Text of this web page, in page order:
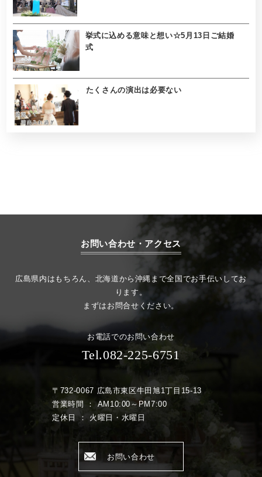
挙式に込める意味と想い☆5月13日ご結婚
式
たくさんの演出は必要ない
お問い合わせ・アクセス
広島県内はもちろん、北海道から沖縄まで全国でお手伝いしてお
ります。
まずはお問合せください。
お電話でのお問い合わせ
Tel.082-225-6751
〒732-0067 広島市東区牛田旭1丁目15-13
営業時間 ： AM10:00～PM7:00
定休日 ： 火曜日・水曜日
お問い合わせ